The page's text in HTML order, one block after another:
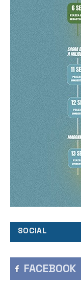
SOCIAL
FACEBOOK